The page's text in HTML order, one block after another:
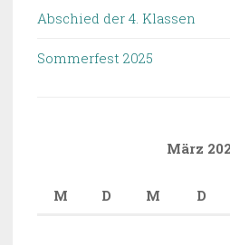
Abschied der 4. Klassen
Sommerfest 2025
März
M D M D